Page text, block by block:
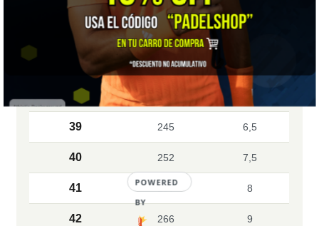
EUR mm
36 225
37 231 5
38 6
39 245 6,5
40 252 7,5
41 259 8
42 266 9